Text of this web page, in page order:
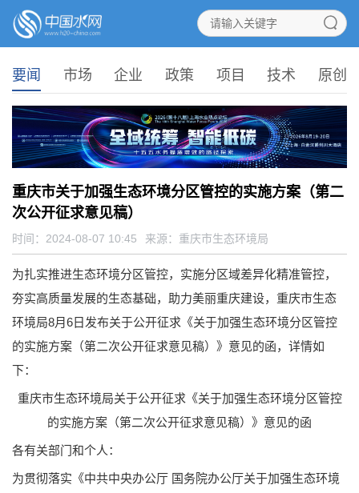
要闻 市场 企业 政策 项目 技术 原创
重庆市关于加强生态环境分区管控的实施方案（第二
次公开征求意见稿）
时间：2024-08-07 10:45 来源： 重庆市生态环境局
为扎实推进生态环境分区管控，实施分区域差异化精准管控，
夯实高质量发展的生态基础，助力美丽重庆建设，重庆市生态
环境局8月6日发布关于公开征求《关于加强生态环境分区管控
的实施方案（第二次公开征求意见稿）》意见的函，详情如
下：
重庆市生态环境局关于公开征求《关于加强生态环境分区管控
的实施方案（第二次公开征求意见稿）》意见的函
各有关部门和个人：
为贯彻落实《中共中央办公厅 国务院办公厅关于加强生态环境